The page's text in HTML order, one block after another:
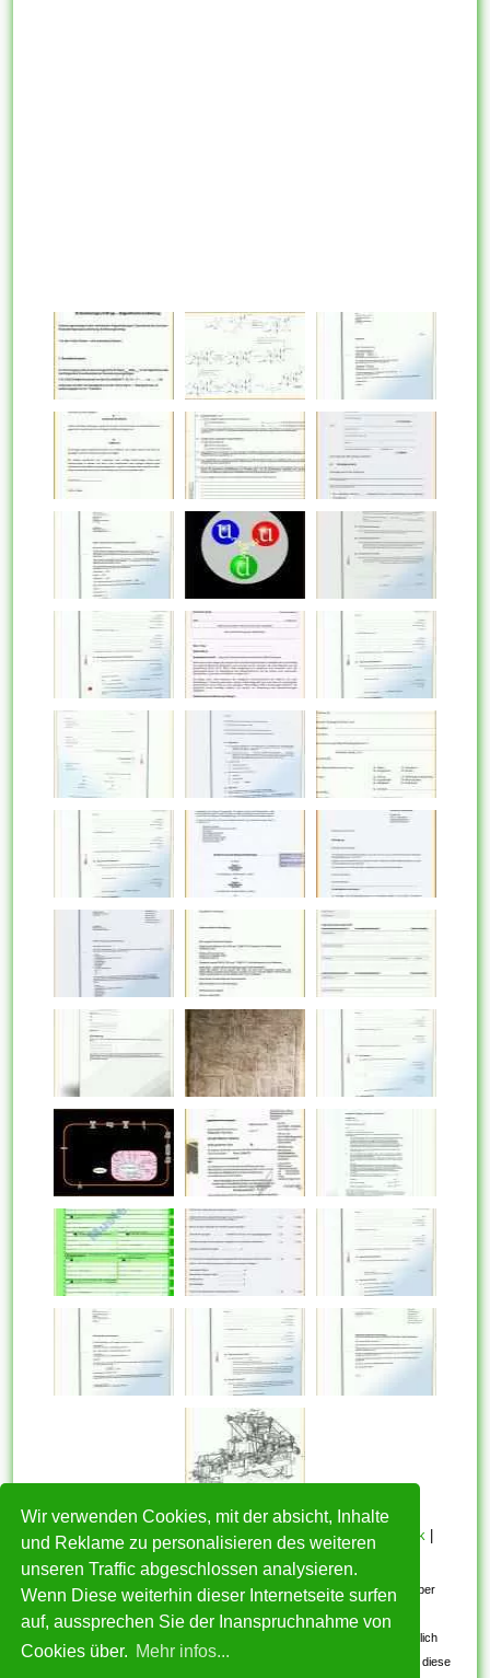
Wir verwenden Cookies, mit der absicht, Inhalte
und Reklame zu personalisieren des weiteren
unseren Traffic abgeschlossen analysieren.
Wenn Diese weiterhin dieser Internetseite surfen
auf, aussprechen Sie der Inanspruchnahme von
Cookies über. Mehr infos...
HOME |Über mich| Datenschutzerklärung|Cookie Politik
Copyright
Nutzungsbedingungen
Alle eingereichten Inhalte bleiben dem ursprünglichen Copyright-Inhaber
urheberrechtlich geschützt. Bitte beachten Sie: Bilder sind für den
persönlichen, nicht-kommerziellen Gebrauch. Wenn Sie urheberrechtlich
geschützte Bilder gefunden haben, wenden Sie sich an uns. Wir werden diese